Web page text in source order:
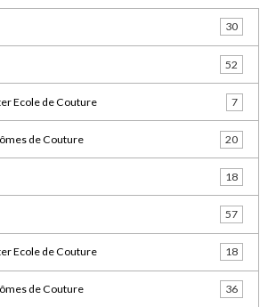
30
52
Ecole de Couture 7
de Couture 20
18
57
Ecole de Couture 18
de Couture 36